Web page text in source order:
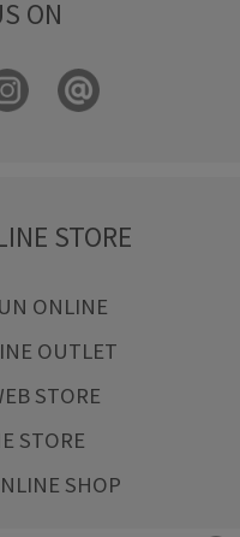
ON
STORE
ONLINE
OUTLET
STORE
STORE
SHOP